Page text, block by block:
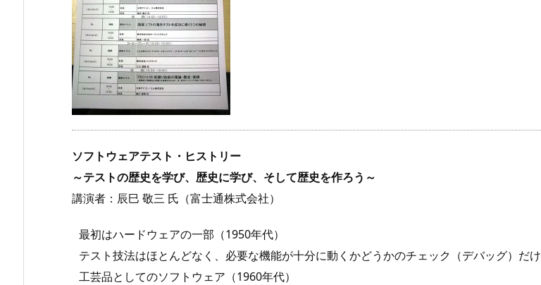
ソフトウェアテスト・ヒストリー
～テストの歴史を学び、歴史に学び、そして歴史を作ろう～
講演者：辰巳 敬三 氏（富士通株式会社）
最初はハードウェアの一部（1950年代）
テスト技法はほとんどなく、必要な機能が十分に動くかどうかのチェック（デバッグ）だけ
工芸品としてのソフトウェア（1960年代）